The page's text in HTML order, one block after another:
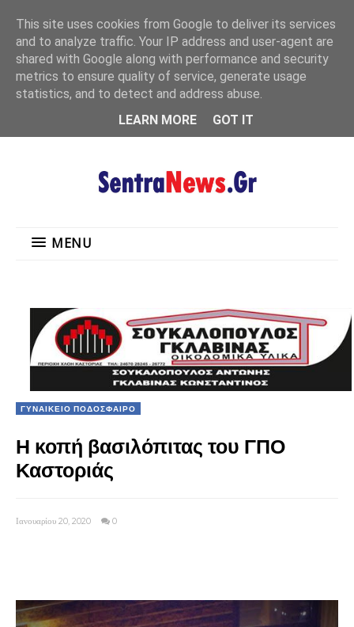
MENU
MENU
ΓΥΝΑΙΚΕΙΟ ΠΟΔΟΣΦΑΙΡΟ
Η κοπή βασιλόπιτας του ΓΠΟ
Καστοριάς
Ιανουαρίου 20, 2020 0
This site uses cookies from Google to deliver its services
and to analyze traffic. Your IP address and user-agent are
shared with Google along with performance and security
metrics to ensure quality of service, generate usage
statistics, and to detect and address abuse.
LEARN MORE
GOT IT